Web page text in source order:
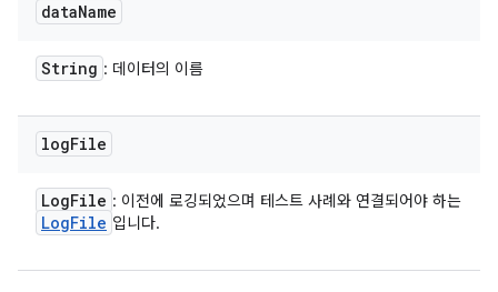
dataName
String : 데이터의 이름
logFile
LogFile : 이전에 로깅되었으며 테스트 사례와 연결되어야 하는
LogFile 입니다.